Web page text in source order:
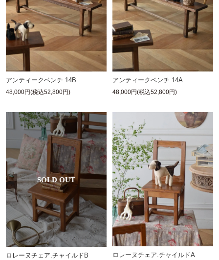
アンティークベンチ.14B
48,000円(税込52,800円)
アンティークベンチ.14A
48,000円(税込52,800円)
ロレーヌチェア.チャイルドB ロレーヌチェア.チャイルドA